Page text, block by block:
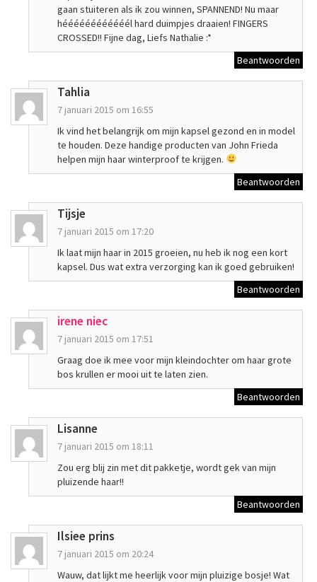
gaan stuiteren als ik zou winnen, SPANNEND! Nu maar
héééééééééééél hard duimpjes draaien! FINGERS
CROSSED!! Fijne dag, Liefs Nathalie :*
Beantwoorden
Tahlia
7 januari 2015 om 16:55
Ik vind het belangrijk om mijn kapsel gezond en in model
te houden. Deze handige producten van John Frieda
helpen mijn haar winterproof te krijgen.
Beantwoorden
Tijsje
7 januari 2015 om 17:20
Ik laat mijn haar in 2015 groeien, nu heb ik nog een kort
kapsel. Dus wat extra verzorging kan ik goed gebruiken!
Beantwoorden
irene niec
7 januari 2015 om 17:51
Graag doe ik mee voor mijn kleindochter om haar grote
bos krullen er mooi uit te laten zien.
Beantwoorden
Lisanne
7 januari 2015 om 18:11
Zou erg blij zin met dit pakketje, wordt gek van mijn
pluizende haar!!
Beantwoorden
Ilsiee prins
7 januari 2015 om 20:24
Wauw, dat lijkt me heerlijk voor mijn pluizige bosje! Wat